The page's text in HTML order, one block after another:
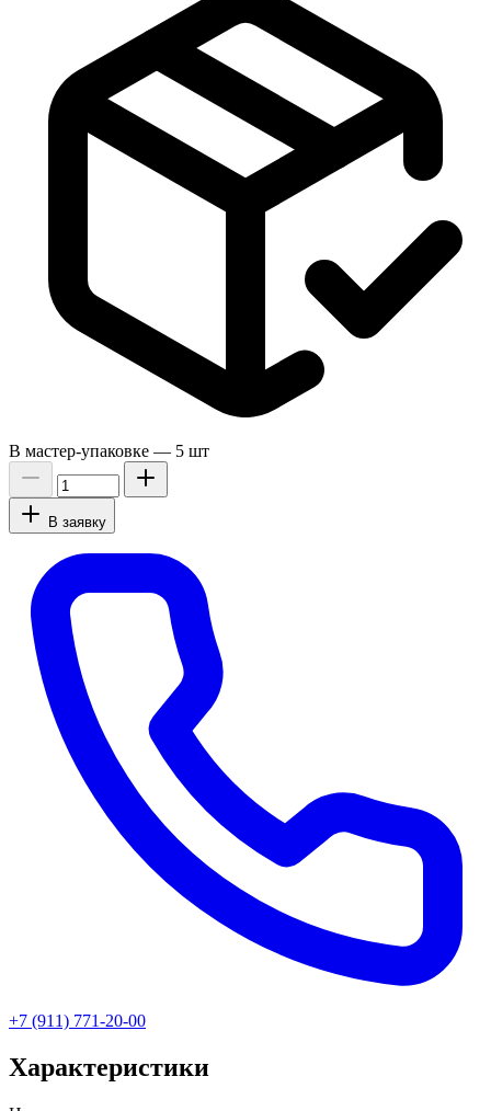
В мастер-упаковке — 5 шт
В заявку
+7 (911) 771-20-00
Характеристики